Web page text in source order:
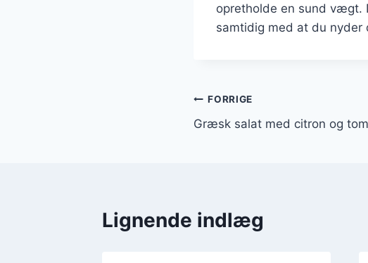
opretholde en sund vægt.
samtidig med at du
Indlægsnavigation
FORRIGE
Græsk salat med citron og
Lignende indlæg